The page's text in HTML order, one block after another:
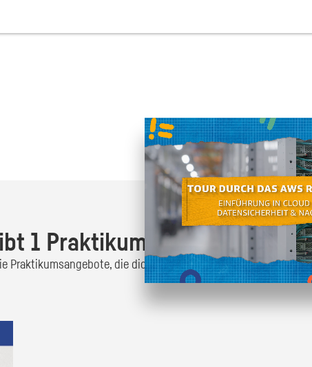
Oder finde heraus was
1 Praktikumsangebot!
Praktikumsangebote, die dich interessieren und bewirb dich